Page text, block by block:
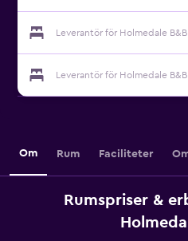
Leverantör för Holmedale B&B
Leverantör för Holmedale B&B
Om Rum Faciliteter
Rumspriser &